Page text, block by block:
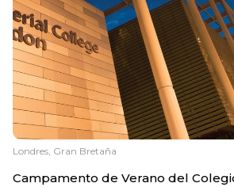
Londres, Gran Bretaña
Campamento de Verano del